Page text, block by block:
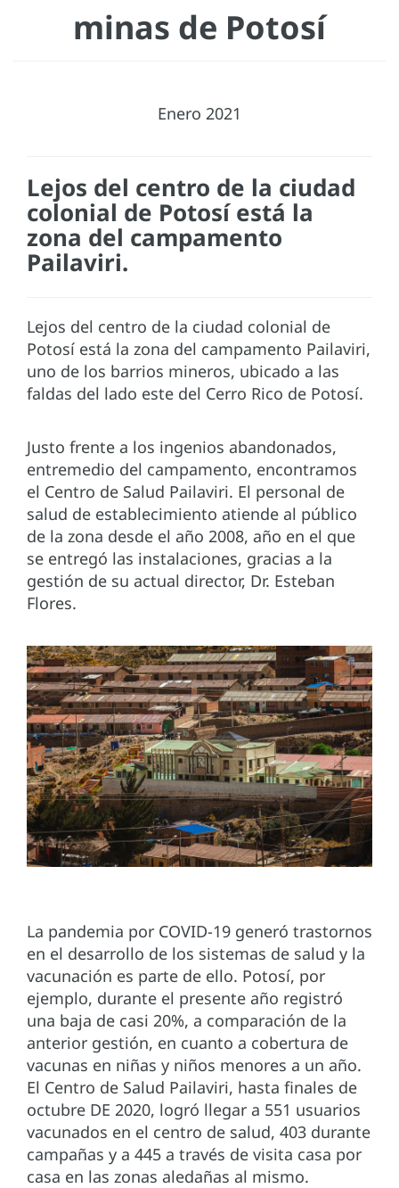
minas de Potosí
Enero 2021
Lejos del centro de la ciudad
colonial de Potosí está la
zona del campamento
Pailaviri.
Lejos del centro de la ciudad colonial de
Potosí está la zona del campamento Pailaviri,
uno de los barrios mineros, ubicado a las
faldas del lado este del Cerro Rico de Potosí.
Justo frente a los ingenios abandonados,
entremedio del campamento, encontramos
el Centro de Salud Pailaviri. El personal de
salud de establecimiento atiende al público
de la zona desde el año 2008, año en el que
se entregó las instalaciones, gracias a la
gestión de su actual director, Dr. Esteban
Flores.
La pandemia por COVID-19 generó trastornos
en el desarrollo de los sistemas de salud y la
vacunación es parte de ello. Potosí, por
ejemplo, durante el presente año registró
una baja de casi 20%, a comparación de la
anterior gestión, en cuanto a cobertura de
vacunas en niñas y niños menores a un año.
El Centro de Salud Pailaviri, hasta finales de
octubre DE 2020, logró llegar a 551 usuarios
vacunados en el centro de salud, 403 durante
campañas y a 445 a través de visita casa por
casa en las zonas aledañas al mismo.